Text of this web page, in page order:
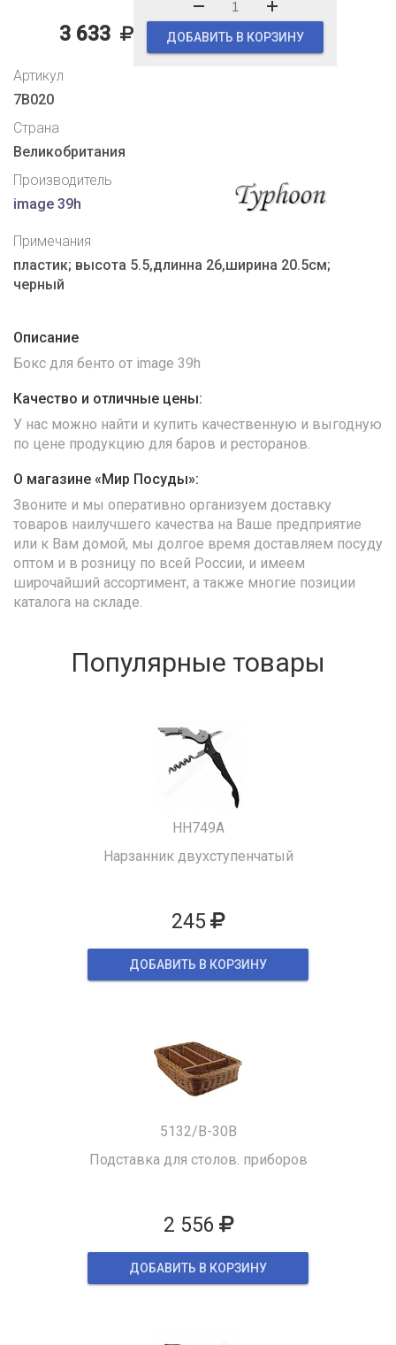
3 633 ДОБАВИТЬ В КОРЗИНУ
Артикул
7B020
Страна
Великобритания
Производитель
image 39h
Примечания
пластик; высота 5.5,длинна 26,ширина 20.5см;
черный
Описание
Бокс для бенто от image 39h
Качество и отличные цены:
У нас можно найти и купить качественную и выгодную
по цене продукцию для баров и ресторанов.
О магазине «Мир Посуды»:
Звоните и мы оперативно организуем доставку
товаров наилучшего качества на Ваше предприятие
или к Вам домой, мы долгое время доставляем посуду
оптом и в розницу по всей России, и имеем
широчайший ассортимент, а также многие позиции
каталога на складе.
Популярные товары
HH749A
Нарзанник двухступенчатый
245
ДОБАВИТЬ В КОРЗИНУ
5132/B-30B
Подставка для столов. приборов
2 556
ДОБАВИТЬ В КОРЗИНУ